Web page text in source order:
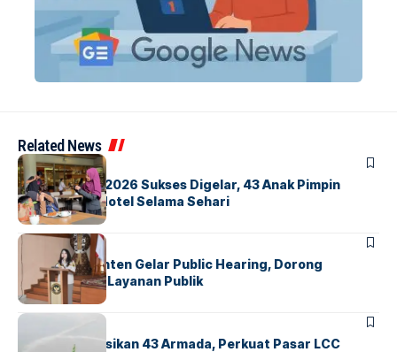
Related News
BERITAINDEX
GM For A Day 2026 Sukses Digelar, 43 Anak Pimpin
Operasional Hotel Selama Sehari
BANDARA BERITA
Karantina Banten Gelar Public Hearing, Dorong
Transparansi Layanan Publik
BANDARA
Citilink Operasikan 43 Armada, Perkuat Pasar LCC